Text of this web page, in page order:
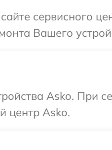
сервисного
Вашего
Asko. При
центр Asko.